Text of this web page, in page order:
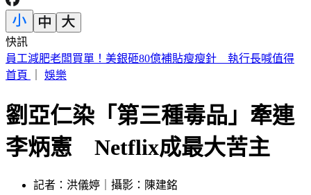
快訊
今天關公生日！「6類人必拜」求財、轉運靈爆 這類人當心
拜錯
劉亞仁染「第三種毒品」牽連
李炳憲 Netflix成最大苦主